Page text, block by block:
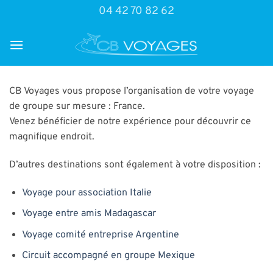
04 42 70 82 62
CB Voyages vous propose l’organisation de votre voyage
de groupe sur mesure : France.
Venez bénéficier de notre expérience pour découvrir ce
magnifique endroit.
D’autres destinations sont également à votre disposition :
Voyage pour association Italie
Voyage entre amis Madagascar
Voyage comité entreprise Argentine
Circuit accompagné en groupe Mexique